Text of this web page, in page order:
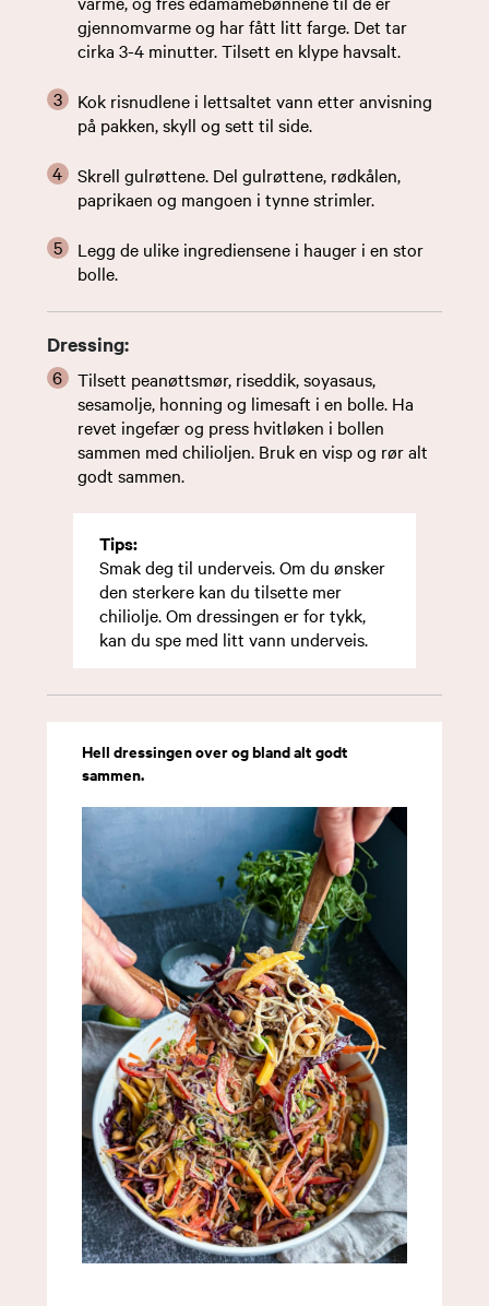
gjennomvarme og har fått litt farge. Det tar
cirka 3-4 minutter. Tilsett en klype havsalt.
Kok risnudlene i lettsaltet vann etter anvisning
på pakken, skyll og sett til side.
Skrell gulrøttene. Del gulrøttene, rødkålen,
paprikaen og mangoen i tynne strimler.
Legg de ulike ingrediensene i hauger i en stor
bolle.
Dressing:
Tilsett peanøttsmør, riseddik, soyasaus,
sesamolje, honning og limesaft i en bolle. Ha
revet ingefær og press hvitløken i bollen
sammen med chilioljen. Bruk en visp og rør alt
godt sammen.
Tips:
Smak deg til underveis. Om du ønsker
den sterkere kan du tilsette mer
chiliolje. Om dressingen er for tykk,
kan du spe med litt vann underveis.
Hell dressingen over og bland alt godt
sammen.